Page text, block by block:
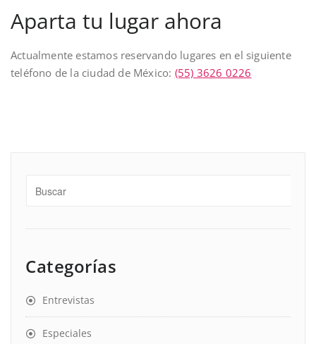
Aparta tu lugar ahora
Actualmente estamos reservando lugares en el siguiente
teléfono de la ciudad de México: (55) 3626 0226
Categorías
Entrevistas
Especiales